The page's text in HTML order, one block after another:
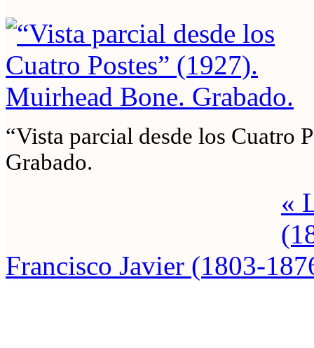
“Vista parcial desde los Cuatro
Grabado.
«
Francisco Javier (1803-